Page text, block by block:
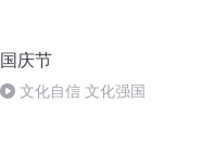
国庆节
文化自信 文化强国